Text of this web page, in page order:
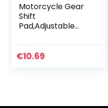
Motorcycle Gear
Shift
Pad,Adjustable
Lever Riding Shoe
€10.69